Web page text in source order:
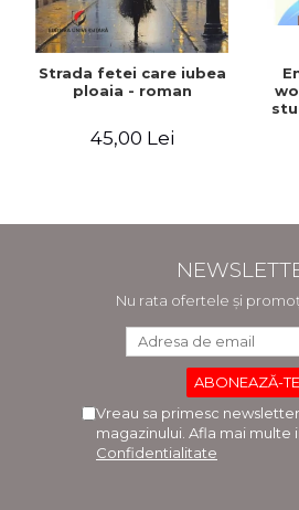
Strada fetei care iubea
ploaia - roman
45,00 Lei
Nu rata ofertele și
Vreau sa primesc
magazinului. Afla mai multe
Confidentialitate